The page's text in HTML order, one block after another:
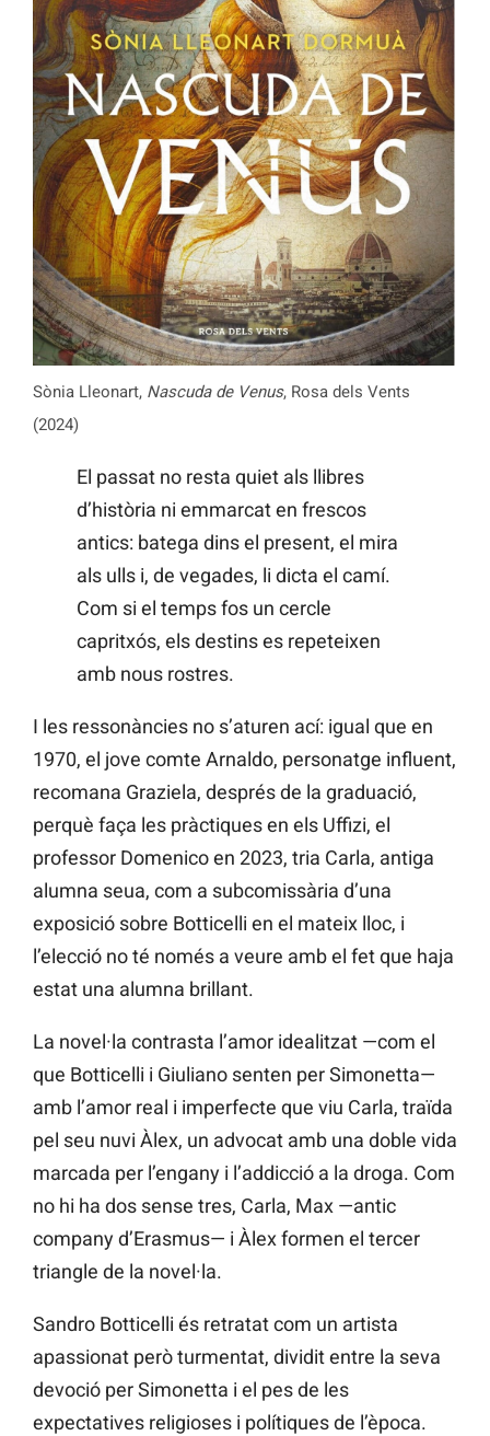
Sònia Lleonart, Nascuda de Venus, Rosa dels Vents
(2024)
El passat no resta quiet als llibres
d’història ni emmarcat en frescos
antics: batega dins el present, el mira
als ulls i, de vegades, li dicta el camí.
Com si el temps fos un cercle
capritxós, els destins es repeteixen
amb nous rostres.
I les ressonàncies no s’aturen ací: igual que en
1970, el jove comte Arnaldo, personatge influent,
recomana Graziela, després de la graduació,
perquè faça les pràctiques en els Uffizi, el
professor Domenico en 2023, tria Carla, antiga
alumna seua, com a subcomissària d’una
exposició sobre Botticelli en el mateix lloc, i
l’elecció no té només a veure amb el fet que haja
estat una alumna brillant.
La novel·la contrasta l’amor idealitzat —com el
que Botticelli i Giuliano senten per Simonetta—
amb l’amor real i imperfecte que viu Carla, traïda
pel seu nuvi Àlex, un advocat amb una doble vida
marcada per l’engany i l’addicció a la droga. Com
no hi ha dos sense tres, Carla, Max —antic
company d’Erasmus— i Àlex formen el tercer
triangle de la novel·la.
Sandro Botticelli és retratat com un artista
apassionat però turmentat, dividit entre la seva
devoció per Simonetta i el pes de les
expectatives religioses i polítiques de l’època.